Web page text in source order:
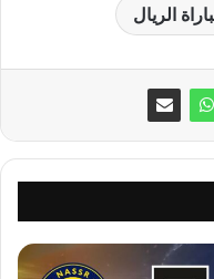
الريال